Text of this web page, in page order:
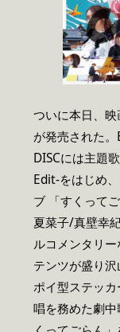
ついに本日、
が発売された
DISCには主題
Edit-をはじめ
ブ 「すくって
夏菜子/真壁幸
ルコメンタリ
テンツが盛り
ポイ型ステッ
唱を務めた劇